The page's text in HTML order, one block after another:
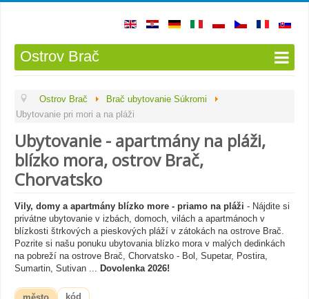
Ostrov Brač
Ostrov Brač
Brač ubytovanie Súkromi
Ubytovanie pri mori a na pláži
Ubytovanie - apartmány na pláži,
blízko mora, ostrov Brač,
Chorvatsko
Vily, domy a apartmány blízko more - priamo na pláži - Nájdite si
privátne ubytovanie v izbách, domoch, vilách a apartmánoch v
blízkosti štrkových a pieskových pláží v zátokách na ostrove Brač.
Pozrite si našu ponuku ubytovania blízko mora v malých dedinkách
na pobreží na ostrove Brač, Chorvatsko - Bol, Supetar, Postira,
Sumartin, Sutivan ... Dovolenka 2026!
kód